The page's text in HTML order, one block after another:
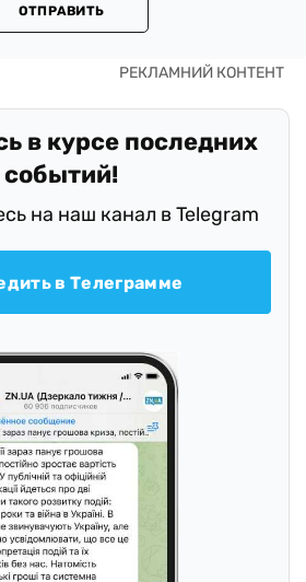
ОТПРАВИТЬ
в курсе последних
событий!
на наш канал в Telegram
в Телеграмме